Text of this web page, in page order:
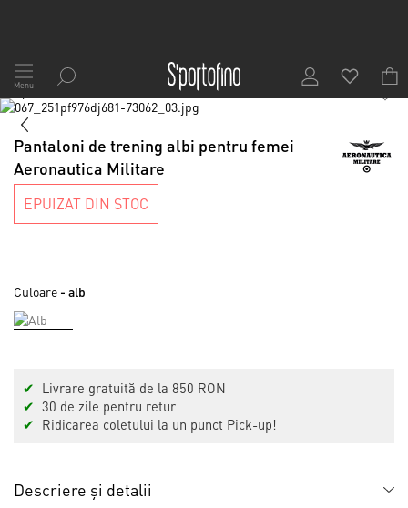
Mergeți
la
Conținut
Menu
Skip
the
end
images
gallery
1/7
Skip
the
beginning
images
Pantaloni de trening albi pentru femei
Aeronautica Militare
EPUIZAT DIN STOC
Culoare - alb
✔
Livrare gratuită de la 850 RON
✔ 30 de zile pentru retur
✔
Ridicarea coletului la un punct Pick-up!
Descriere și detalii